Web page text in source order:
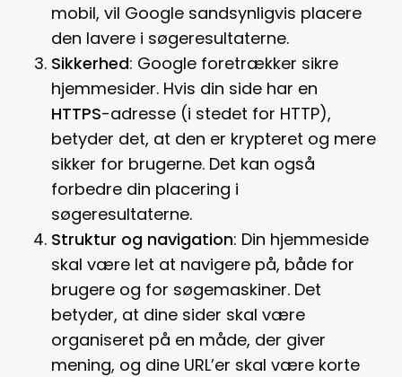
mobil, vil Google sandsynligvis placere
den lavere i søgeresultaterne.
Sikkerhed: Google foretrækker sikre
hjemmesider. Hvis din side har en
HTTPS-adresse (i stedet for HTTP),
betyder det, at den er krypteret og mere
sikker for brugerne. Det kan også
forbedre din placering i
søgeresultaterne.
Struktur og navigation: Din hjemmeside
skal være let at navigere på, både for
brugere og for søgemaskiner. Det
betyder, at dine sider skal være
organiseret på en måde, der giver
mening, og dine URL’er skal være korte